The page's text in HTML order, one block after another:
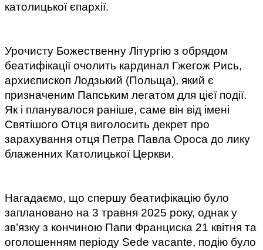
католицької єпархії.
Урочисту Божественну Літургію з обрядом
беатифікації очолить кардинал Гжегож Рись,
архиєпископ Лодзький (Польща), який є
призначеним Папським легатом для цієї події.
Як і планувалося раніше, саме він від імені
Святішого Отця виголосить декрет про
зарахування отця Петра Павла Ороса до лику
блаженних Католицької Церкви.
Нагадаємо, що спершу беатифікацію було
заплановано на 3 травня 2025 року, однак у
зв’язку з кончиною Папи Франциска 21 квітня та
оголошенням періоду Sede vacante, подію було